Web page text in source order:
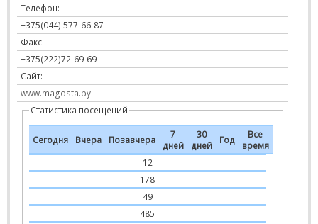
Телефон:
+375(044) 577-66-87
Факс:
+375(222)72-69-69
Сайт:
www.magosta.by
Статистика посещений
Сегодня Вчера Позавчера
7
дней
30
дней
Год
Все
время
12
178
49
485